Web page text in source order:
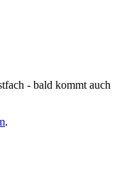
- bald kommt auch
.